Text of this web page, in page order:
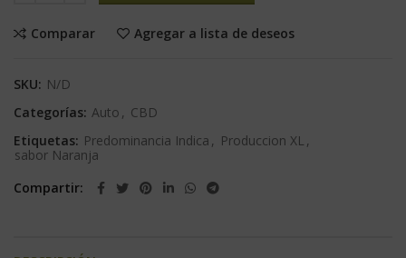
Comparar Agregar a lista de deseos
SKU: N/D
Categorías: Auto , CBD
Etiquetas: Predominancia Indica , Produccion XL ,
sabor Naranja
Compartir